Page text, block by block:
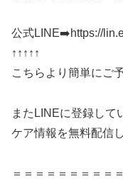
公式LINE➡️https://
↑↑↑↑↑
こちらより簡単にご
またLINEに登録して
ケア情報を無料配信
＝＝＝＝＝＝＝＝＝